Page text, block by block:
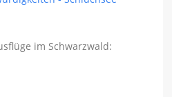
im Schwarzwald: